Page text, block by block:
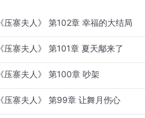
《压寨夫人》 第102章 幸福的大结局
《压寨夫人》 第101章 夏天鄅来了
《压寨夫人》 第100章 吵架
《压寨夫人》 第99章 让舞月伤心